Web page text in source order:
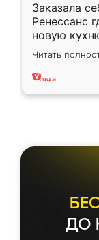
Заказала
Ренессанс
новую
вполне
два года,
Читать
ДО